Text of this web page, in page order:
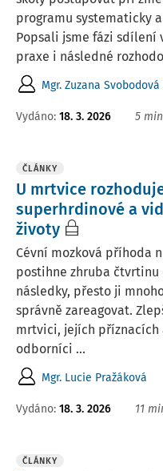
programu systematicky
Popsali jsme fázi sdílení
praxe i následné
Mgr. Zuzana Svobodová
Vydáno: 18. 3. 2026 5
ČLÁNKY
U mrtvice
superhrdinové a
životy
Cévní mozková příhoda
postihne zhruba čtvrtinu
následky, přesto ji
správně zareagovat.
mrtvici, jejích příznacích
odborníci ...
Mgr. Lucie Pražáková
Vydáno: 18. 3. 2026 11
ČLÁNKY